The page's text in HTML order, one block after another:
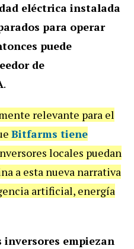
eléctrica instalada
para operar
puede
de
.
relevante para el
Bitfarms tiene
locales puedan
a esta nueva narrativa
artificial, energía
inversores empiezan